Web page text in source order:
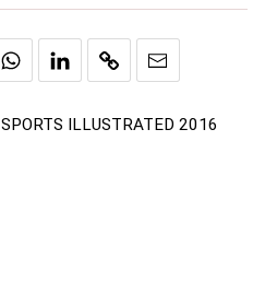
SPORTS ILLUSTRATED 2016